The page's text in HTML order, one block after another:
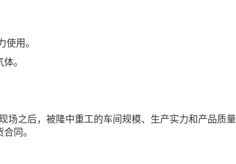
使用。
。
场之后，被隆中重工的车间规模、生产实力和产品质量
同。